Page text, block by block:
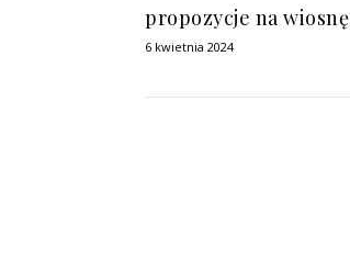
propozycje na wiosnę
6 kwietnia 2024